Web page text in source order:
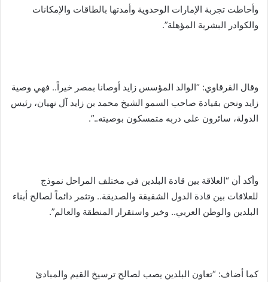
وأحاطت تجربة الإمارات الوحدوية وأمدتها بالطاقات والإمكانات
والكوادر البشرية المؤهلة”.
وقال القرقاوي: “الوالد المؤسس زايد أوصانا بمصر خيراً.. فهي وصية
زايد ونحن بقيادة صاحب السمو الشيخ محمد بن زايد آل نهيان، رئيس
الدولة، سائرون على دربه متمسكون بوصيته..”.
وأكد أن “العلاقة بين قادة البلدين في مختلف المراحل نموذج
للعلاقات بين قادة الدول الشقيقة والصديقة.. وتثمر دائماً لصالح أبناء
البلدين والوطن العربي.. وخير واستقرار المنطقة والعالم”.
كما أضاف: “تعاون البلدين يصب لصالح ترسيخ القيم والمبادئ